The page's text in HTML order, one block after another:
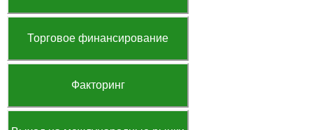
Торговое финансирование
Факторинг